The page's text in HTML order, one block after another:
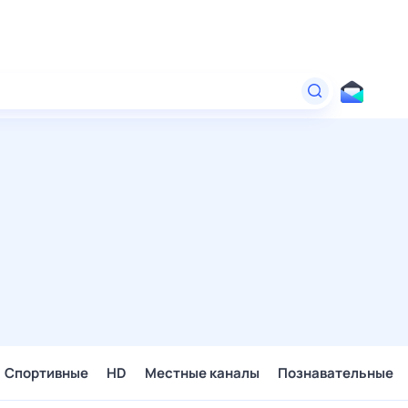
Спортивные HD Местные каналы Познавательные